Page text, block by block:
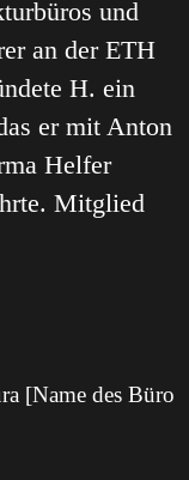
und
an der ETH
H. ein
er mit Anton
Helfer
Mitglied
[Name des Büro